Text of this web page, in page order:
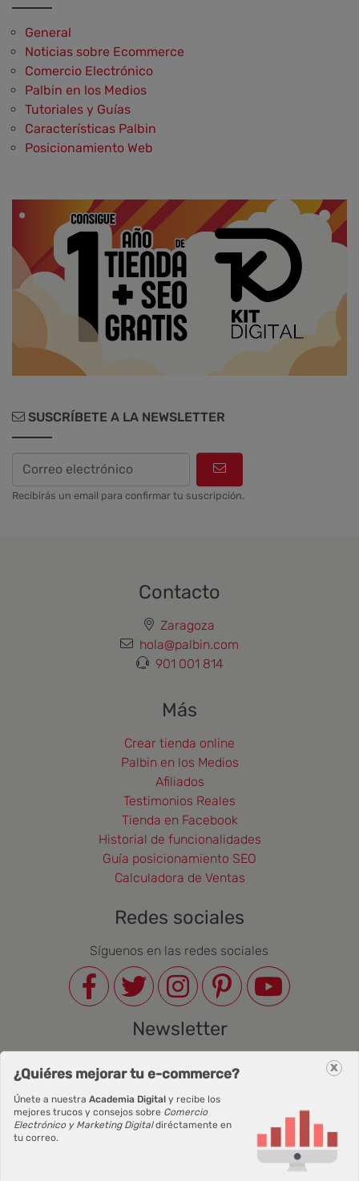
¿Quiéres mejorar tu e-commerce? x
Únete a nuestra Academia Digital y recibe los
mejores trucos y consejos sobre Comercio
Electrónico y Marketing Digitaldiréctamente en
tu correo.
General
Noticias sobre Ecommerce
Comercio Electrónico
Palbin en los Medios
Tutoriales y Guías
Características Palbin
Posicionamiento Web
Aplicaciones y Herramientas
Testimonios y Opiniones de Palbin.com
Diseño web y UX
SUSCRÍBETE A LA NEWSLETTER
Recibirás un email para confirmar tu suscripción.
Contacto
Zaragoza
hola@palbin.com
901 001 814
Más
Crear tienda online
Palbin en los Medios
Afiliados
Testimonios Reales
Tienda en Facebook
Historial de funcionalidades
Guía posicionamiento SEO
Calculadora de Ventas
Redes sociales
Síguenos en las redes sociales
Newsletter